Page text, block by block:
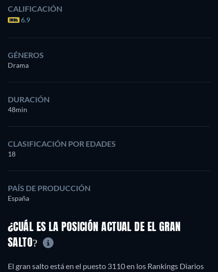
CALIFICACIÓN
6.9
GÉNEROS
Drama
DURACIÓN
48min
CLASIFICACIÓN POR EDADES
18
PAÍS DE PRODUCCIÓN
España
¿CUÁL ES LA POSICIÓN ACTUAL DE EL GRAN
SALTO?
El gran salto está en el puesto 3110 en los Rankings Diarios